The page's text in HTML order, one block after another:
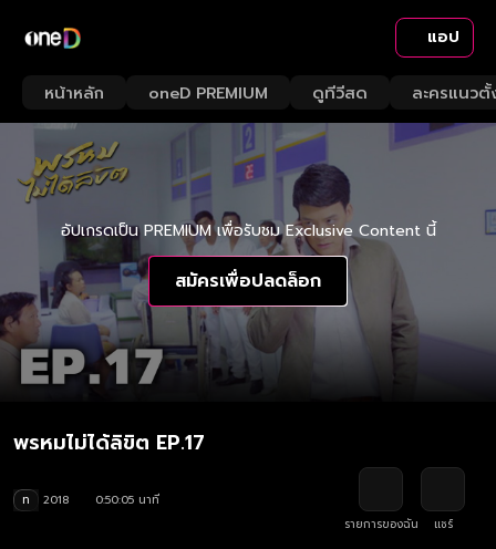
แอป
หน้าหลัก oneD PREMIUM ดูทีวีสด ละครแนวตั้
อัปเกรดเป็น PREMIUM เพื่อรับชม Exclusive Content นี้
สมัครเพื่อปลดล็อก
พรหมไม่ได้ลิขิต EP.17
ท 2018
0:50:05 นาที
รายการของฉัน
แชร์